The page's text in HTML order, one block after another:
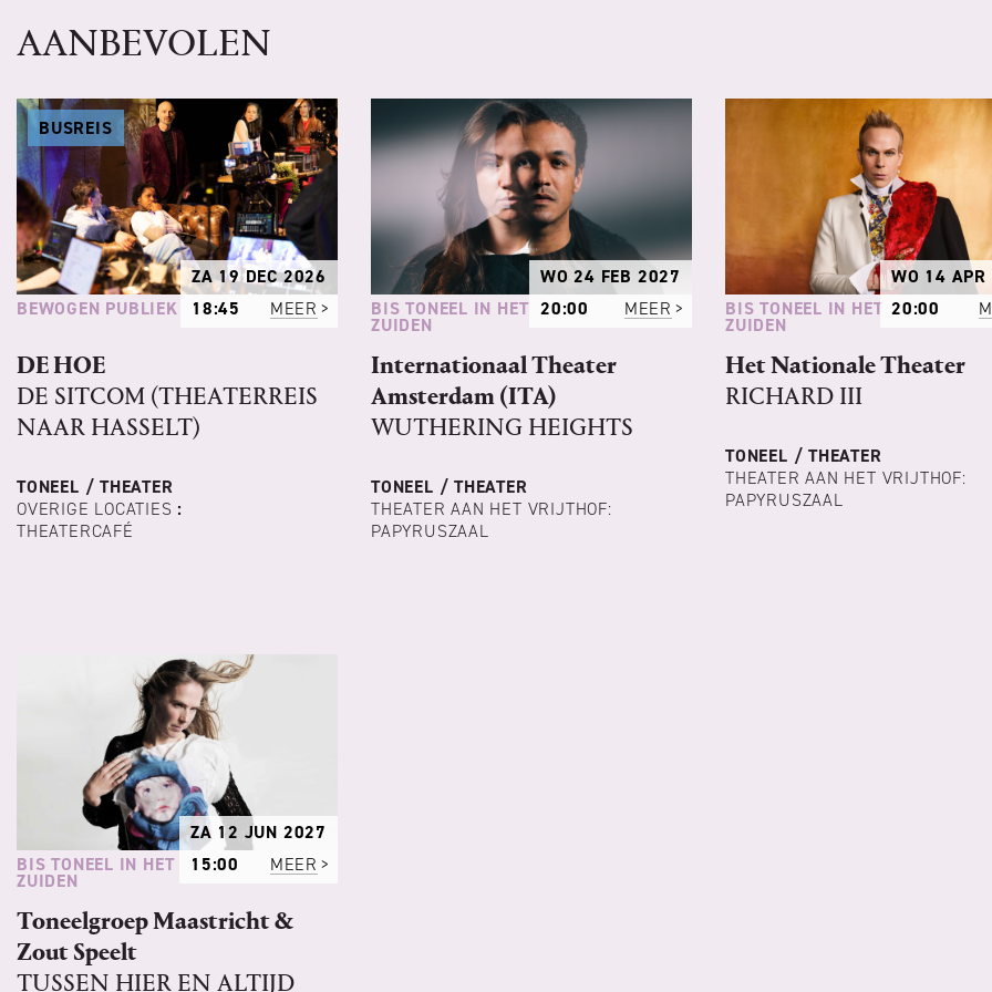
AANBEVOLEN
BUSREIS
BEWOGEN PUBLIEK
ZA 19 DEC 2026
18:45
MEER
DE HOE
DE SITCOM (THEATERREIS
NAAR HASSELT)
TONEEL / THEATER
OVERIGE LOCATIES :
THEATERCAFÉ
BIS TONEEL IN HET
ZUIDEN
WO 24 FEB 2027
20:00
MEER
Internationaal Theater
Amsterdam (ITA)
WUTHERING HEIGHTS
TONEEL / THEATER
THEATER AAN HET VRIJTHOF:
PAPYRUSZAAL
BIS TONEEL IN HET
ZUIDEN
WO 14
20:00
Het Nationale Theater
RICHARD III
TONEEL / THEATER
THEATER AAN HET VRIJTHOF:
PAPYRUSZAAL
BIS TONEEL IN HET
ZUIDEN
ZA 12 JUN 2027
15:00
MEER
Toneelgroep Maastricht &
Zout Speelt
TUSSEN HIER EN ALTIJD